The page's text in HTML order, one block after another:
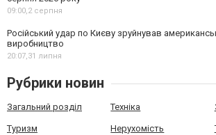
09:00,2 серпня
Російський удар по Києву зруйнував
виробництво
20:07,31 липня
Рубрики новин
Загальний розділ Техніка
Туризм Нерухомість